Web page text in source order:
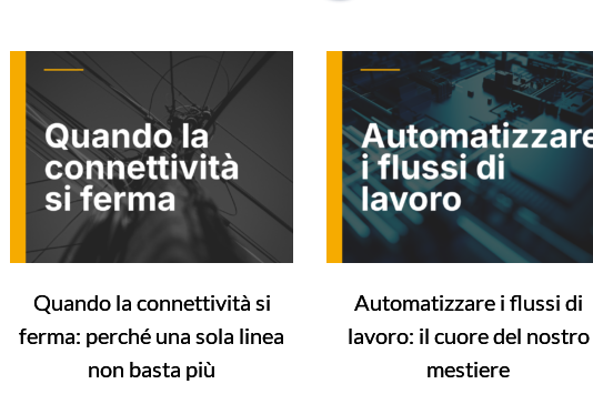
Quando la connettività si
ferma: perché una sola linea
non basta più
Automatizzare i flussi di
lavoro: il cuore del nostro
mestiere